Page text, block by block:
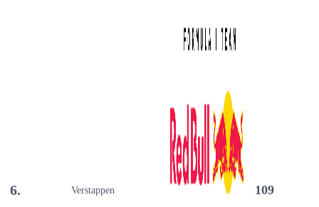
6. Verstappen 109